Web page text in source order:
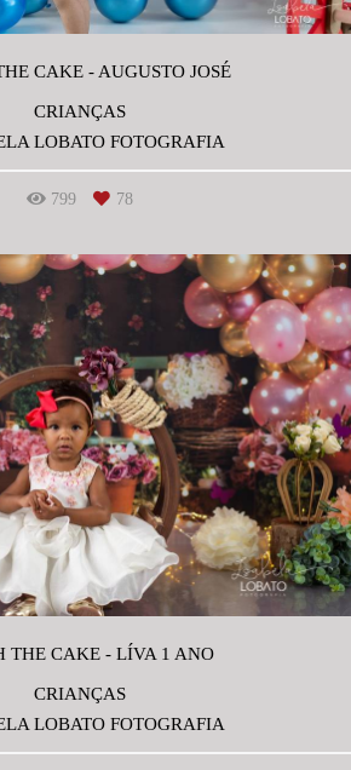
CAKE - AUGUSTO JOSÉ
CRIANÇAS
LOBATO FOTOGRAFIA
799 78
THE CAKE - LÍVA 1 ANO
CRIANÇAS
LOBATO FOTOGRAFIA